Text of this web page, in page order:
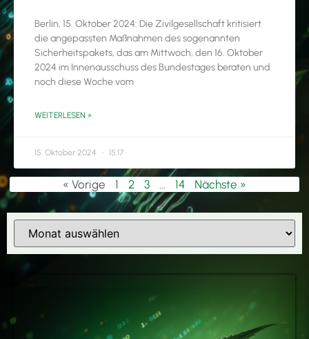
Berlin, 15. Oktober 2024: Die Zivilgesellschaft kritisiert
die angepassten Maßnahmen des sogenannten
Sicherheitspakets, das am Mittwoch, den 16. Oktober
2024 im Innenausschuss des Bundestages beraten und
noch diese Woche vom
WEITERLESEN »
15. Oktober 2024 15:17
« Vorige 1 2 3 14 Nächste »